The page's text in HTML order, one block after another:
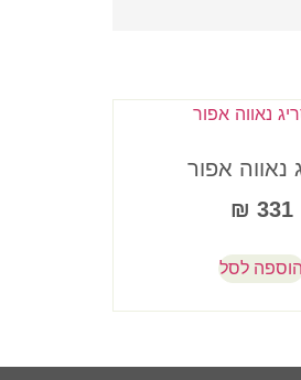
נאווה אפור
331
₪
לסל